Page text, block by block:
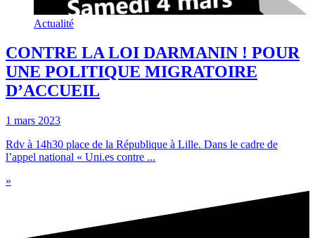
Actualité
CONTRE LA LOI DARMANIN ! POUR
UNE POLITIQUE MIGRATOIRE
D’ACCUEIL
1 mars 2023
Rdv à 14h30 place de la République à Lille. Dans le cadre de
l’appel national « Uni.es contre ...
»